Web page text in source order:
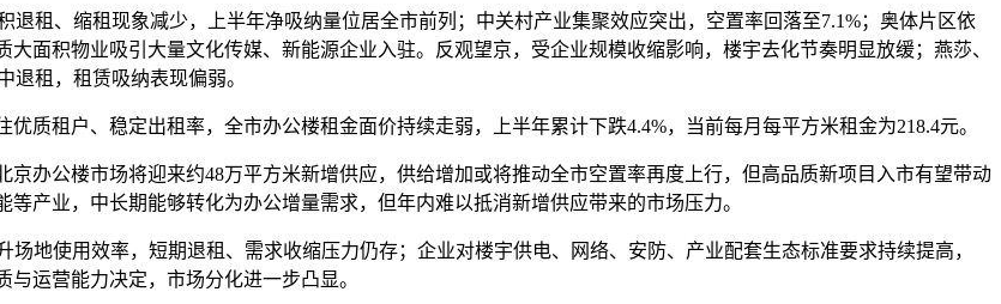
租、缩租现象减少，上半年净吸纳量位居全市前列；中关村产业集聚效应突出，空置率回落至7.1%；奥体片区依
面积物业吸引大量文化传媒、新能源企业入驻。反观望京，受企业规模收缩影响，楼宇去化节奏明显放缓；燕莎、
退租，租赁吸纳表现偏弱。
质租户、稳定出租率，全市办公楼租金面价持续走弱，上半年累计下跌4.4%，当前每月每平方米租金为218.4元。
办公楼市场将迎来约48万平方米新增供应，供给增加或将推动全市空置率再度上行，但高品质新项目入市有望带动
产业，中长期能够转化为办公增量需求，但年内难以抵消新增供应带来的市场压力。
地使用效率，短期退租、需求收缩压力仍存；企业对楼宇供电、网络、安防、产业配套生态标准要求持续提高，
运营能力决定，市场分化进一步凸显。